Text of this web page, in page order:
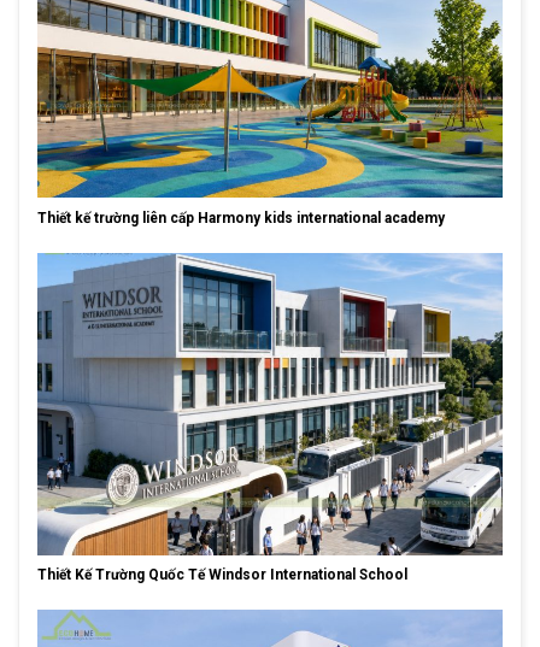
Thiết kế trường liên cấp Harmony kids international academy
Thiết Kế Trường Quốc Tế Windsor International School